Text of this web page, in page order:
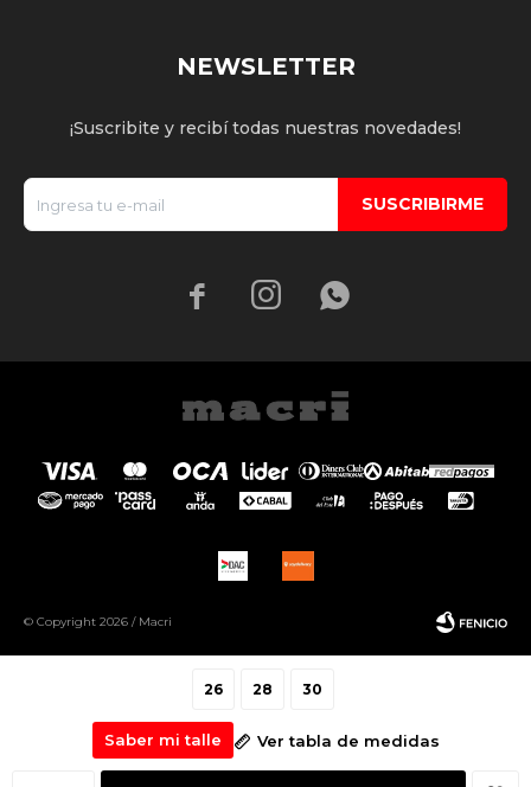
26 28 30
Saber mi talle Ver tabla de medidas
NEWSLETTER
¡Suscribite y recibí todas nuestras novedades!
SUSCRIBIRME
  
© Copyright 2026 / Macri